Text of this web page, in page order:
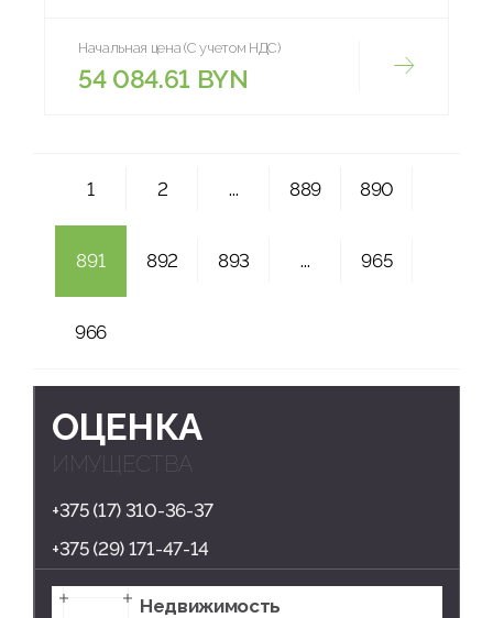
Начальная цена (С учетом НДС)
54 084.61 BYN
1 2 ... 889 890
891 892 893 ... 965
966
ОЦЕНКА
ИМУЩЕСТВА
+375 (17) 310-36-37
+375 (29) 171-47-14
Недвижимость